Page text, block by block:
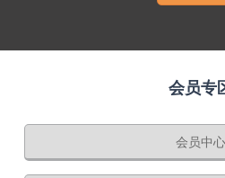
会员专
会员中心